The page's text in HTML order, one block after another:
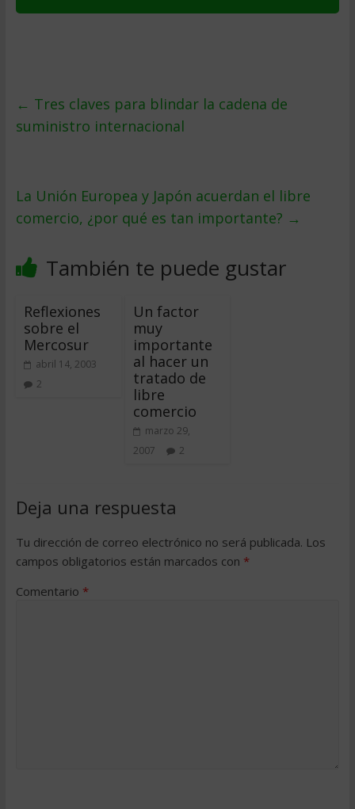
← Tres claves para blindar la cadena de
suministro internacional
La Unión Europea y Japón acuerdan el libre
comercio, ¿por qué es tan importante? →
También te puede gustar
Reflexiones
sobre el
Mercosur
abril 14, 2003
2
Un factor
muy
importante
al hacer un
tratado de
libre
comercio
marzo 29,
2007
2
Deja una respuesta
Tu dirección de correo electrónico no será publicada. Los
campos obligatorios están marcados con *
Comentario *